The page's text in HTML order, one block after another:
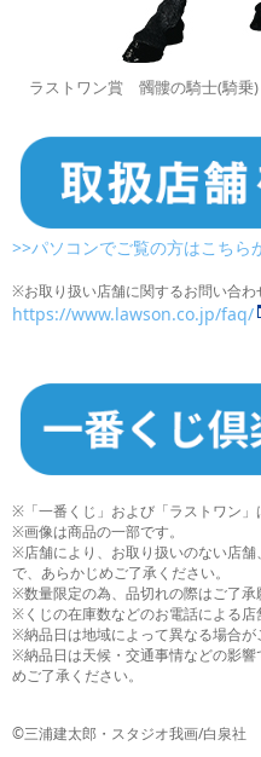
ラストワン賞 髑髏の騎士(騎乗)
>>パソコンでご覧の方はこちら
※お取り扱い店舗に関するお問い合わ
https://www.lawson.co.jp/faq/
※「一番くじ」および「ラストワン」
※画像は商品の一部です。
※店舗により、お取り扱いのない店
で、あらかじめご了承ください。
※数量限定の為、品切れの際はご了承
※くじの在庫数などのお電話による店
※納品日は地域によって異なる場合が
※納品日は天候・交通事情などの影
めご了承ください。
©三浦建太郎・スタジオ我画/白泉社